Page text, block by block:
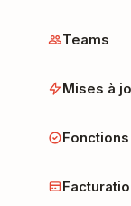
Teams
Mises à
Fonctions